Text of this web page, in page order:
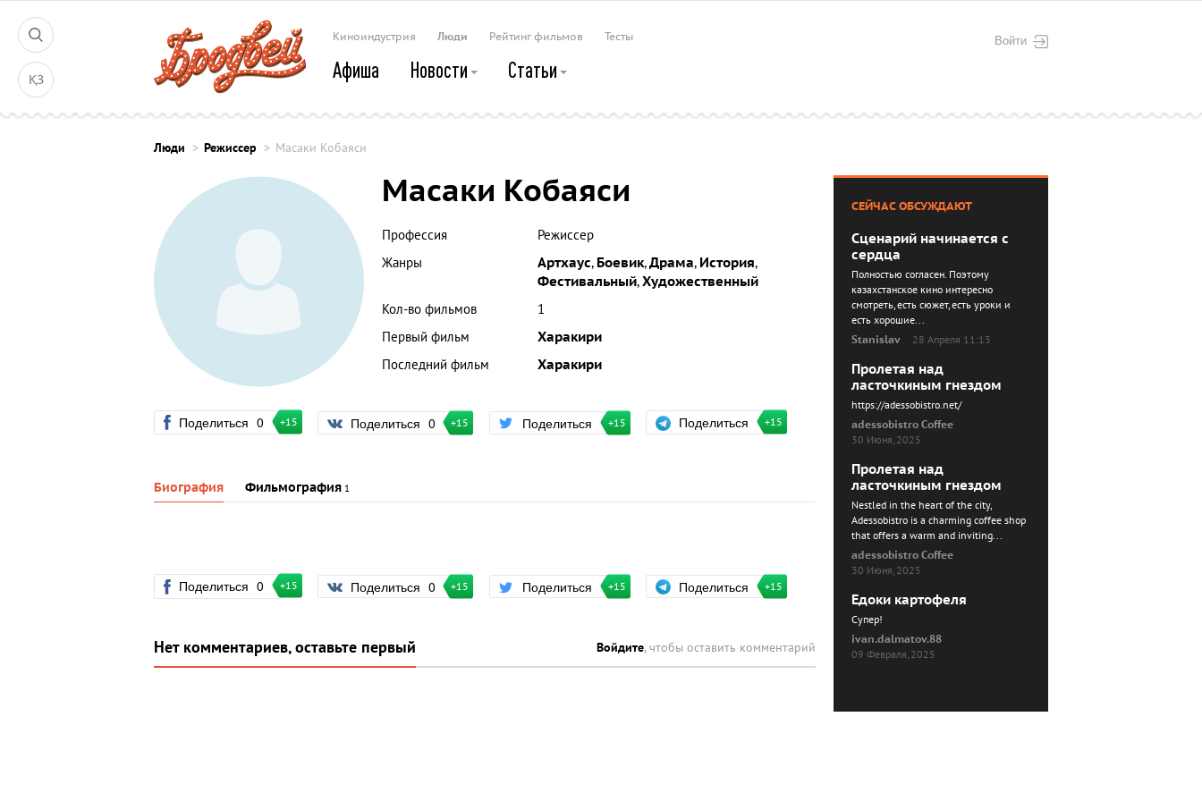
ҚЗ
Войти
Киноиндустрия Люди Рейтинг фильмов Тесты
Афиша Новости Статьи
Люди Режиссер Масаки Кобаяси
Масаки Кобаяси
Профессия
Режиссер
Жанры
Артхаус, Боевик,Драма, История,
Фестивальный,Художественный
Кол-во фильмов
1
Первый фильм
Харакири
Последний фильм
Харакири
Поделиться 0 +15 Поделиться 0 +15 Поделиться +15 Поделиться +15
Биография Фильмография 1
Поделиться 0 +15 Поделиться 0 +15 Поделиться +15 Поделиться +15
Нет комментариев, оставьте первый Войдите, чтобы оставить комментарий
СЕЙЧАС ОБСУЖДАЮТ
Сценарий начинается с
сердца
Полностью согласен. Поэтому
казахстанское кино интересно
смотреть, есть сюжет, есть уроки и
есть хорошие...
Stanislav
28 Апреля 11:13
Пролетая над
ласточкиным гнездом
https://adessobistro.net/
adessobistro Coffee
30 Июня, 2025
Пролетая над
ласточкиным гнездом
Nestled in the heart of the city,
Adessobistro is a charming coffee shop
that offers a warm and inviting...
adessobistro Coffee
30 Июня, 2025
Едоки картофеля
Cупер!
ivan.dalmatov.88
09 Февраля, 2025